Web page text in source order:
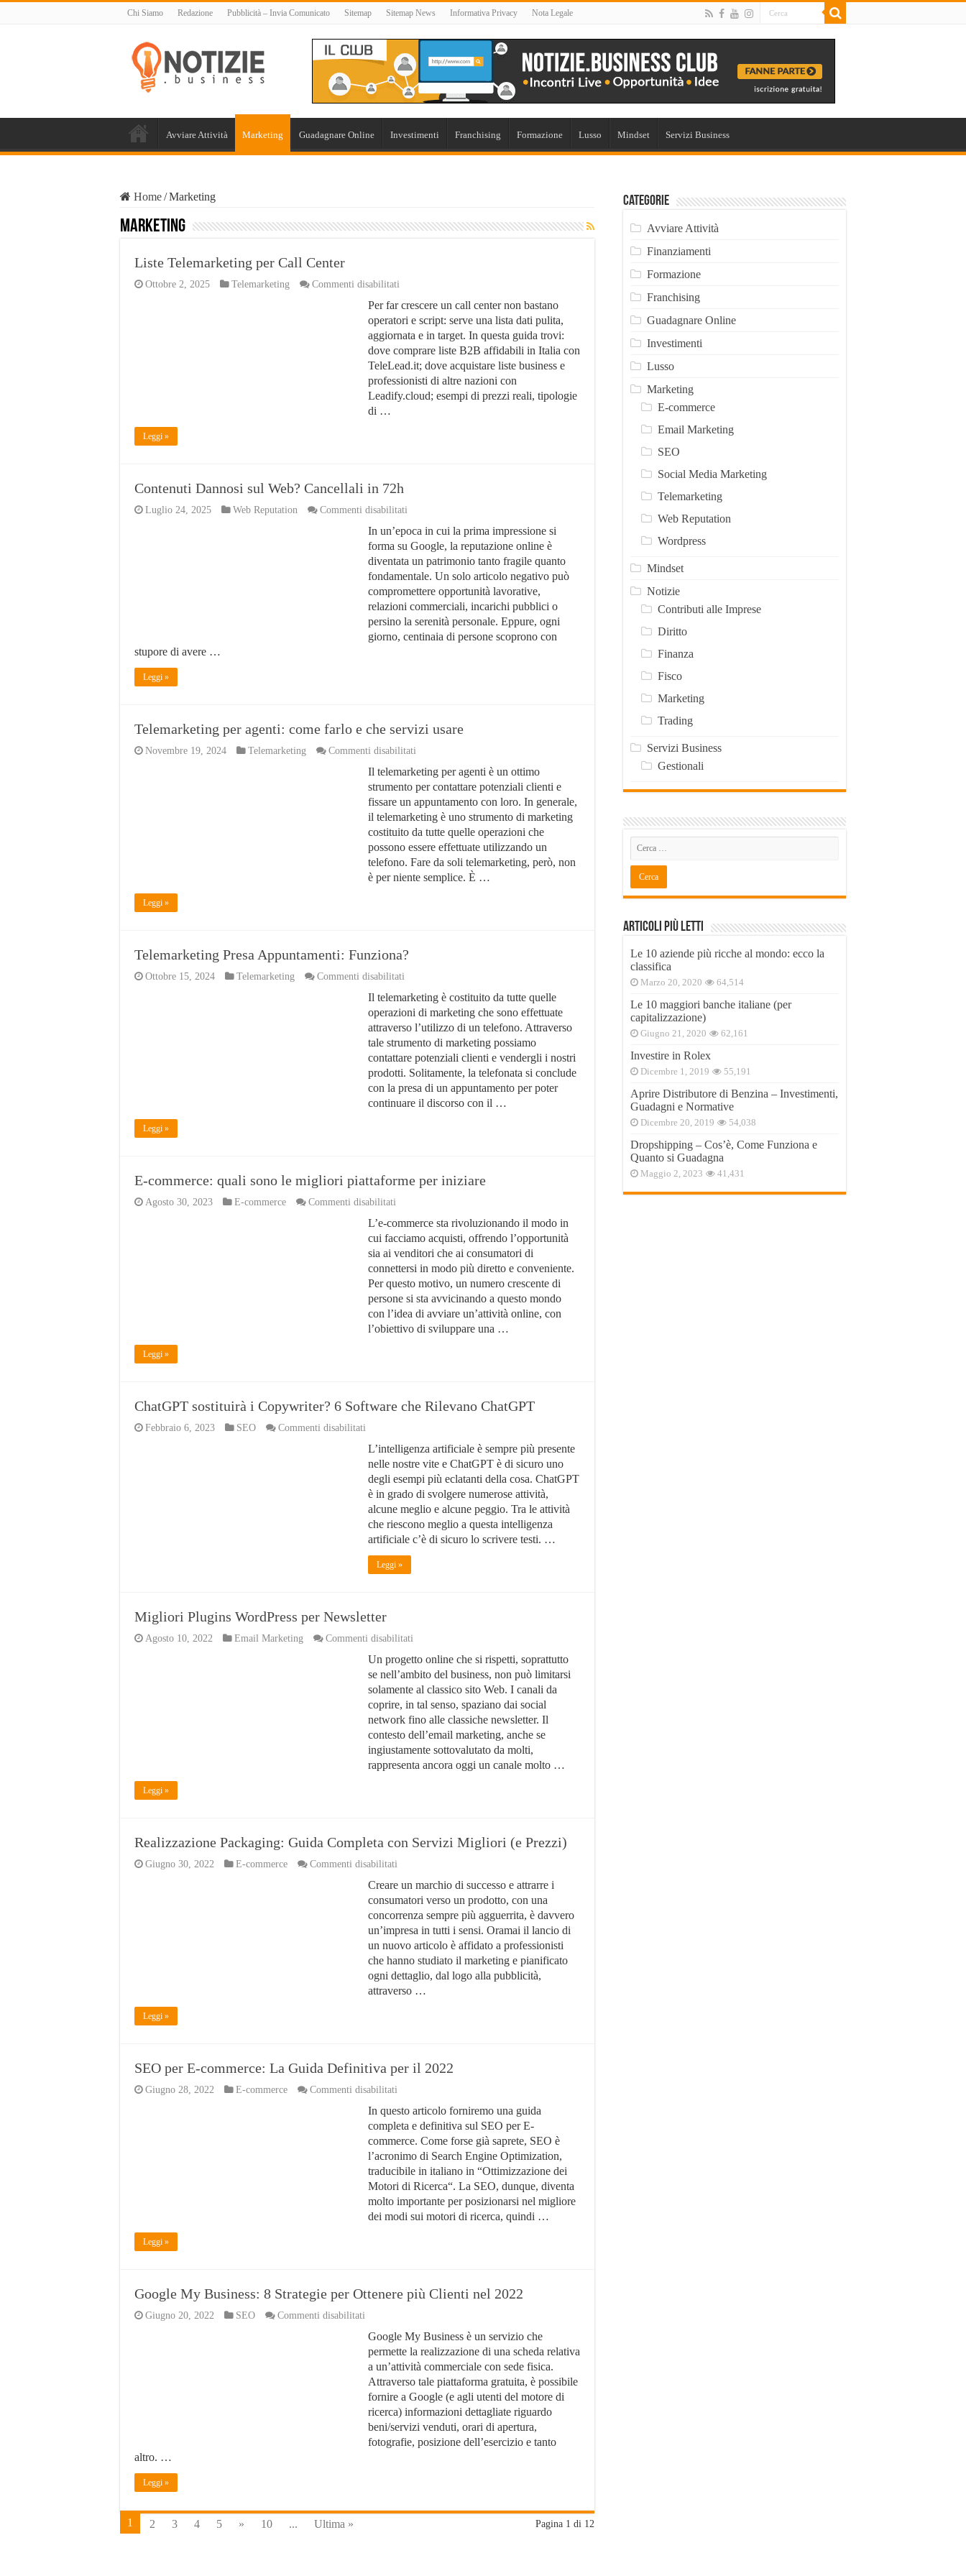
Chi Siamo Redazione Pubblicità – Invia Comunicato Sitemap Sitemap News Informativa Privacy Nota Legale
Avviare Attività Marketing Guadagnare Online Investimenti Franchising Formazione Lusso Mindset Servizi Business
Home/Marketing
Marketing
Liste Telemarketing per Call Center
Ottobre 2, 2025 Telemarketing Commenti disabilitati
Telemarketing
per
Call
Center
Per far crescere un call center non bastano
operatori e script: serve una lista dati pulita,
aggiornata e in target. In questa guida trovi:
dove comprare liste B2B affidabili in Italia con
TeleLead.it; dove acquistare liste business e
professionisti di altre nazioni con
Leadify.cloud; esempi di prezzi reali, tipologie
di …
Leggi »
Contenuti Dannosi sul Web? Cancellali in 72h
Luglio 24, 2025 Web Reputation Commenti disabilitati
Dannosi
sul
Cancellali
in
72h
In un’epoca in cui la prima impressione si
forma su Google, la reputazione online è
diventata un patrimonio tanto fragile quanto
fondamentale. Un solo articolo negativo può
compromettere opportunità lavorative,
relazioni commerciali, incarichi pubblici o
persino la serenità personale. Eppure, ogni
giorno, centinaia di persone scoprono con
stupore di avere …
Leggi »
Telemarketing per agenti: come farlo e che servizi usare
Novembre 19, 2024 Telemarketing Commenti disabilitati
per
agenti:
come
farlo
e
che
usare
Il telemarketing per agenti è un ottimo
strumento per contattare potenziali clienti e
fissare un appuntamento con loro. In generale,
il telemarketing è uno strumento di marketing
costituito da tutte quelle operazioni che
possono essere effettuate utilizzando un
telefono. Fare da soli telemarketing, però, non
è per niente semplice. È …
Leggi »
Telemarketing Presa Appuntamenti: Funziona?
Ottobre 15, 2024 Telemarketing Commenti disabilitati
Presa
Appuntamenti:
Funziona?
Il telemarketing è costituito da tutte quelle
operazioni di marketing che sono effettuate
attraverso l’utilizzo di un telefono. Attraverso
tale strumento di marketing possiamo
contattare potenziali clienti e vendergli i nostri
prodotti. Solitamente, la telefonata si conclude
con la presa di un appuntamento per poter
continuare il discorso con il …
Leggi »
E-commerce: quali sono le migliori piattaforme per iniziare
Agosto 30, 2023 E-commerce Commenti disabilitati
commerce:
quali
sono
le
migliori
piattaforme
iniziare
L’e-commerce sta rivoluzionando il modo in
cui facciamo acquisti, offrendo l’opportunità
sia ai venditori che ai consumatori di
connettersi in modo più diretto e conveniente.
Per questo motivo, un numero crescente di
persone si sta avvicinando a questo mondo
con l’idea di avviare un’attività online, con
l’obiettivo di sviluppare una …
Leggi »
ChatGPT sostituirà i Copywriter? 6 Software che Rilevano ChatGPT
Febbraio 6, 2023 SEO Commenti disabilitati
sostituirà
Copywriter?
6
Software
che
Rilevano
ChatGPT
L’intelligenza artificiale è sempre più presente
nelle nostre vite e ChatGPT è di sicuro uno
degli esempi più eclatanti della cosa. ChatGPT
è in grado di svolgere numerose attività,
alcune meglio e alcune peggio. Tra le attività
che riescono meglio a questa intelligenza
artificiale c’è di sicuro lo scrivere testi. …
Leggi »
Migliori Plugins WordPress per Newsletter
Agosto 10, 2022 Email Marketing Commenti disabilitati
Plugins
WordPress
per
Newsletter
Un progetto online che si rispetti, soprattutto
se nell’ambito del business, non può limitarsi
solamente al classico sito Web. I canali da
coprire, in tal senso, spaziano dai social
network fino alle classiche newsletter. Il
contesto dell’email marketing, anche se
ingiustamente sottovalutato da molti,
rappresenta ancora oggi un canale molto …
Leggi »
Realizzazione Packaging: Guida Completa con Servizi Migliori (e Prezzi)
Giugno 30, 2022 E-commerce Commenti disabilitati
Packaging:
Guida
con
Servizi
Migliori
Prezzi)
Creare un marchio di successo e attrarre i
consumatori verso un prodotto, con una
concorrenza sempre più agguerrita, è davvero
un’impresa in tutti i sensi. Oramai il lancio di
un nuovo articolo è affidato a professionisti
che hanno studiato il marketing e pianificato
ogni dettaglio, dal logo alla pubblicità,
attraverso …
Leggi »
SEO per E-commerce: La Guida Definitiva per il 2022
Giugno 28, 2022 E-commerce Commenti disabilitati
per
E-
commerce:
La
Guida
Definitiva
per
il
2022
In questo articolo forniremo una guida
completa e definitiva sul SEO per E-
commerce. Come forse già saprete, SEO è
l’acronimo di Search Engine Optimization,
traducibile in italiano in “Ottimizzazione dei
Motori di Ricerca“. La SEO, dunque, diventa
molto importante per posizionarsi nel migliore
dei modi sui motori di ricerca, quindi …
Leggi »
Google My Business: 8 Strategie per Ottenere più Clienti nel 2022
Giugno 20, 2022 SEO Commenti disabilitati
My
Business:
8
Strategie
per
Ottenere
più
Clienti
nel
2022
Google My Business è un servizio che
permette la realizzazione di una scheda relativa
a un’attività commerciale con sede fisica.
Attraverso tale piattaforma gratuita, è possibile
fornire a Google (e agli utenti del motore di
ricerca) informazioni dettagliate riguardo
beni/servizi venduti, orari di apertura,
fotografie, posizione dell’esercizio e tanto
altro. …
Leggi »
Pagina 1 di 12
1 2 3 4 5 » 10 ... Ultima »
Categorie
Avviare Attività
Finanziamenti
Formazione
Franchising
Guadagnare Online
Investimenti
Lusso
Marketing
E-commerce
Email Marketing
SEO
Social Media Marketing
Telemarketing
Web Reputation
Wordpress
Mindset
Notizie
Contributi alle Imprese
Diritto
Finanza
Fisco
Marketing
Trading
Servizi Business
Gestionali
Articoli Più Letti
Le 10 aziende più ricche al mondo: ecco la
classifica
Marzo 20, 2020 64,514
Le 10 maggiori banche italiane (per
capitalizzazione)
Giugno 21, 2020 62,161
Investire in Rolex
Dicembre 1, 2019 55,191
Aprire Distributore di Benzina – Investimenti,
Guadagni e Normative
Dicembre 20, 2019 54,038
Dropshipping – Cos’è, Come Funziona e
Quanto si Guadagna
Maggio 2, 2023 41,431